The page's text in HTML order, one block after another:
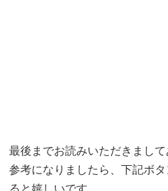
最後までお読みいただきまして
参考になりましたら、下記ボ
ると嬉しいです。